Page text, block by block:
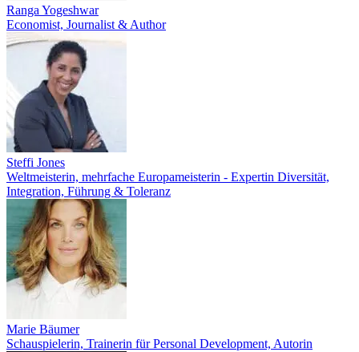
Ranga Yogeshwar
Economist, Journalist & Author
Steffi Jones
Weltmeisterin, mehrfache Europameisterin - Expertin Diversität,
Integration, Führung & Toleranz
Marie Bäumer
Schauspielerin, Trainerin für Personal Development, Autorin